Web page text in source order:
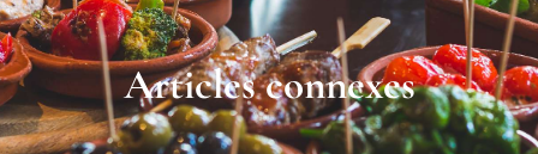
Articles connexes